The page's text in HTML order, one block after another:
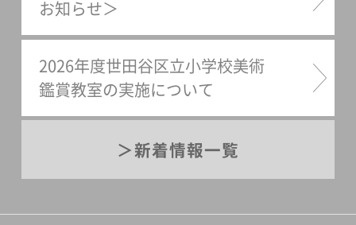
お知らせ＞
2026年度世田谷区立小学校美術
鑑賞教室の実施について
新着情報一覧